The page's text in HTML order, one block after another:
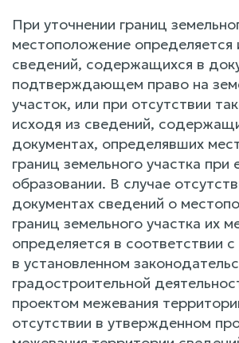
При уточнении границ
местоположение определяется
сведений, содержащихся в
подтверждающем право на
участок, или при отсутствии
исходя из сведений,
документах, определявших
границ земельного участка при
образовании. В случае
документах сведений о
границ земельного участка их
определяется в соответствии
в установленном
градостроительной
проектом межевания
отсутствии в утвержденном